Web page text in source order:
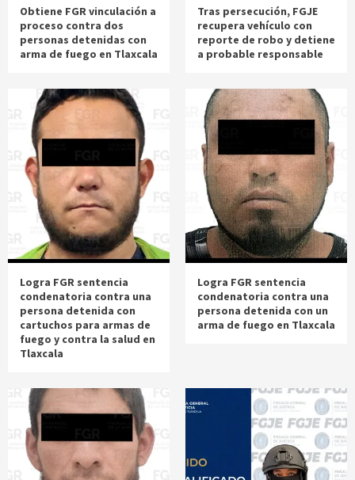
Obtiene FGR vinculación a
proceso contra dos
personas detenidas con
arma de fuego en Tlaxcala
Tras persecución, FGJE
recupera vehículo con
reporte de robo y detiene
a probable responsable
Logra FGR sentencia
condenatoria contra una
persona detenida con
cartuchos para armas de
fuego y contra la salud en
Tlaxcala
Logra FGR sentencia
condenatoria contra una
persona detenida con un
arma de fuego en Tlaxcala